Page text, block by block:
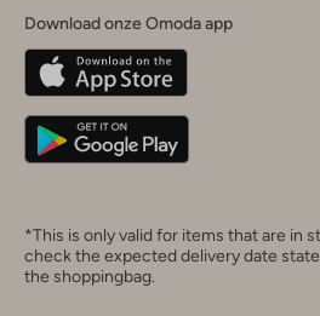
Belgique(Français)
Deutschland
Download onze Omoda app
*This is only valid for items that are in
check the expected delivery date
the shoppingbag.